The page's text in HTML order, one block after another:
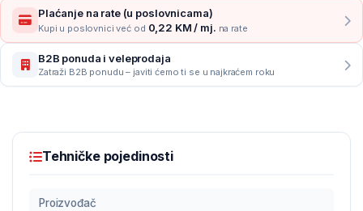
Plaćanje na rate (u poslovnicama)
Kupi u poslovnici već od 0,22 KM / mj. na rate
B2B ponuda i veleprodaja
Zatraži B2B ponudu – javiti ćemo ti se u najkraćem roku
Tehničke pojedinosti
Proizvođač